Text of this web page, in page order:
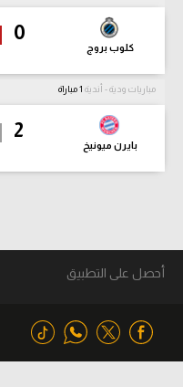
0
كلوب بروج
مباريات ودية - أندية
2
بايرن ميونيخ
أحصل على التطبيق